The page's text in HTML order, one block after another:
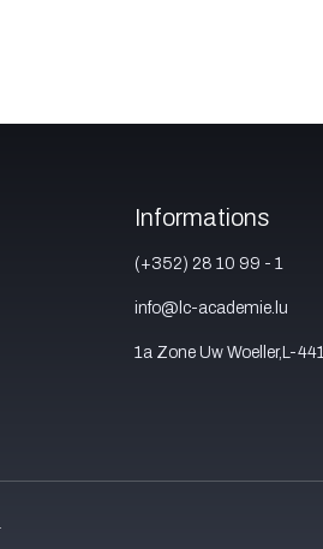
Informations
(+352) 28 10 99 - 1
info@lc-academie.lu
1a Zone Uw Woeller,L-